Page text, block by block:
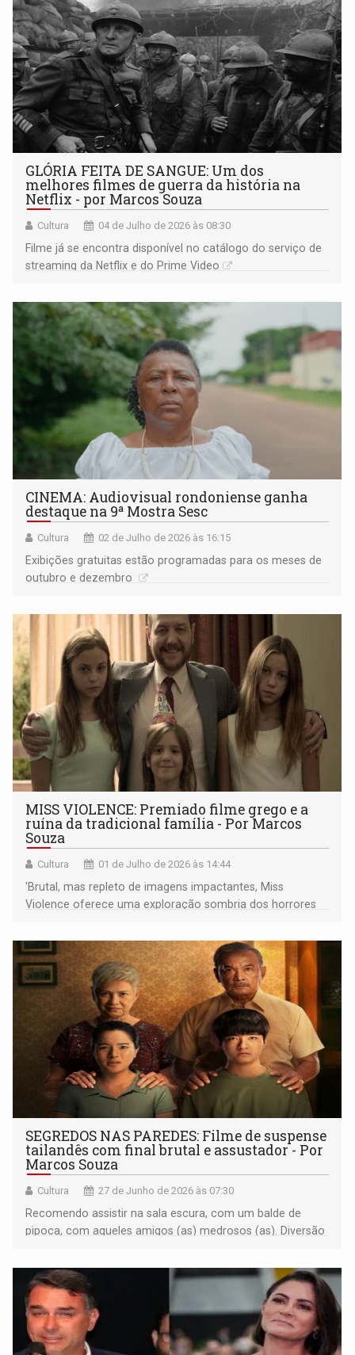
GLÓRIA FEITA DE SANGUE: Um dos
melhores filmes de guerra da história na
Netflix - por Marcos Souza
Cultura 04 de Julho de 2026 às 08:30
Filme já se encontra disponível no catálogo do serviço de
streaming da Netflix e do Prime Video
CINEMA: Audiovisual rondoniense ganha
destaque na 9ª Mostra Sesc
Cultura 02 de Julho de 2026 às 16:15
Exibições gratuitas estão programadas para os meses de
outubro e dezembro
MISS VIOLENCE: Premiado filme grego e a
ruína da tradicional família - Por Marcos
Souza
Cultura 01 de Julho de 2026 às 14:44
'Brutal, mas repleto de imagens impactantes, Miss
Violence oferece uma exploração sombria dos horrores
SEGREDOS NAS PAREDES: Filme de suspense
tailandês com final brutal e assustador - Por
Marcos Souza
Cultura 27 de Junho de 2026 às 07:30
Recomendo assistir na sala escura, com um balde de
pipoca, com aqueles amigos (as) medrosos (as). Diversão